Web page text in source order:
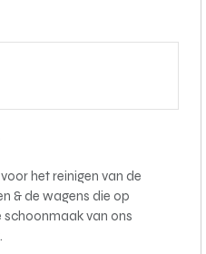
het reinigen van de
& de wagens die op
schoonmaak van ons